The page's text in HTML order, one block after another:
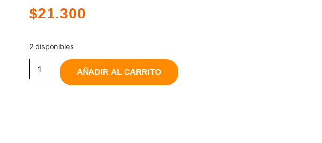
$21.300
2 disponibles
AÑADIR AL CARRITO